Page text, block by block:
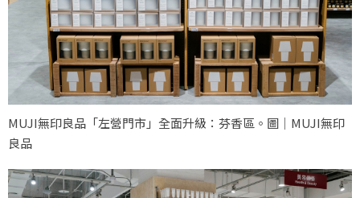
MUJI無印良品「左營門市」全面升級：芬香區。圖｜MUJI無印
良品